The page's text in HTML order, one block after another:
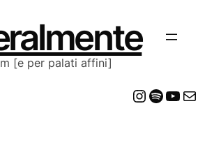
[e per palati affini]